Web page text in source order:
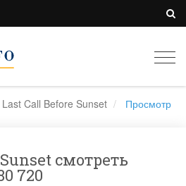
Last Call Before Sunset Просмотр
смотреть
720